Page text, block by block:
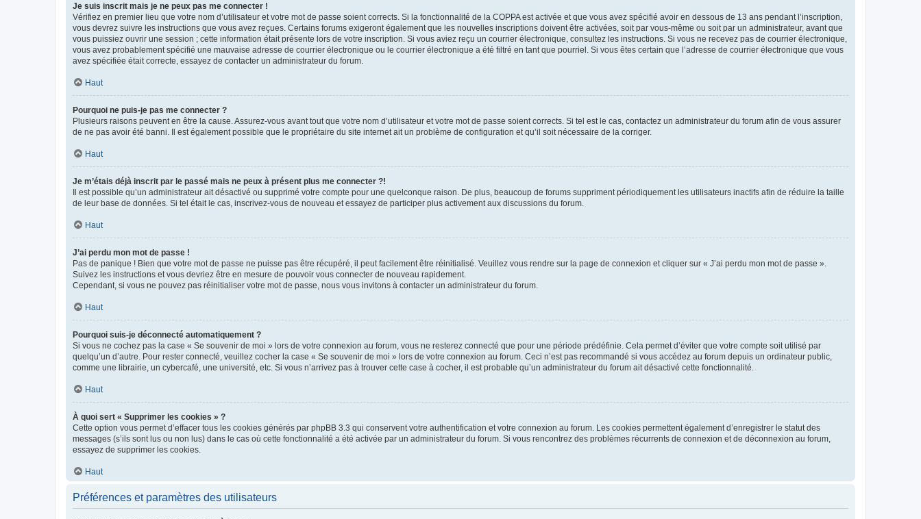
Je suis inscrit mais je ne peux pas me connecter !
Vérifiez en premier lieu que votre nom d’utilisateur et votre mot de passe soient corrects. Si la fonctionnalité de la COPPA est activée et que vous avez spécifié avoir en dessous de 13 ans pendant l’inscription,
vous devrez suivre les instructions que vous avez reçues. Certains forums exigeront également que les nouvelles inscriptions doivent être activées, soit par vous-même ou soit par un administrateur, avant que
vous puissiez ouvrir une session ; cette information était présente lors de votre inscription. Si vous aviez reçu un courrier électronique, consultez les instructions. Si vous ne recevez pas de courrier électronique,
vous avez probablement spécifié une mauvaise adresse de courrier électronique ou le courrier électronique a été filtré en tant que pourriel. Si vous êtes certain que l’adresse de courrier électronique que vous
avez spécifiée était correcte, essayez de contacter un administrateur du forum.
Haut
Pourquoi ne puis-je pas me connecter ?
Plusieurs raisons peuvent en être la cause. Assurez-vous avant tout que votre nom d’utilisateur et votre mot de passe soient corrects. Si tel est le cas, contactez un administrateur du forum afin de vous assurer
de ne pas avoir été banni. Il est également possible que le propriétaire du site internet ait un problème de configuration et qu’il soit nécessaire de la corriger.
Haut
Je m’étais déjà inscrit par le passé mais ne peux à présent plus me connecter ?!
Il est possible qu’un administrateur ait désactivé ou supprimé votre compte pour une quelconque raison. De plus, beaucoup de forums suppriment périodiquement les utilisateurs inactifs afin de réduire la taille
de leur base de données. Si tel était le cas, inscrivez-vous de nouveau et essayez de participer plus activement aux discussions du forum.
Haut
J’ai perdu mon mot de passe !
Pas de panique ! Bien que votre mot de passe ne puisse pas être récupéré, il peut facilement être réinitialisé. Veuillez vous rendre sur la page de connexion et cliquer sur « J’ai perdu mon mot de passe ».
Suivez les instructions et vous devriez être en mesure de pouvoir vous connecter de nouveau rapidement.
Cependant, si vous ne pouvez pas réinitialiser votre mot de passe, nous vous invitons à contacter un administrateur du forum.
Haut
Pourquoi suis-je déconnecté automatiquement ?
Si vous ne cochez pas la case « Se souvenir de moi » lors de votre connexion au forum, vous ne resterez connecté que pour une période prédéfinie. Cela permet d’éviter que votre compte soit utilisé par
quelqu’un d’autre. Pour rester connecté, veuillez cocher la case « Se souvenir de moi » lors de votre connexion au forum. Ceci n’est pas recommandé si vous accédez au forum depuis un ordinateur public,
comme une librairie, un cybercafé, une université, etc. Si vous n’arrivez pas à trouver cette case à cocher, il est probable qu’un administrateur du forum ait désactivé cette fonctionnalité.
Haut
À quoi sert « Supprimer les cookies » ?
Cette option vous permet d’effacer tous les cookies générés par phpBB 3.3 qui conservent votre authentification et votre connexion au forum. Les cookies permettent également d’enregistrer le statut des
messages (s’ils sont lus ou non lus) dans le cas où cette fonctionnalité a été activée par un administrateur du forum. Si vous rencontrez des problèmes récurrents de connexion et de déconnexion au forum,
essayez de supprimer les cookies.
Haut
Préférences et paramètres des utilisateurs